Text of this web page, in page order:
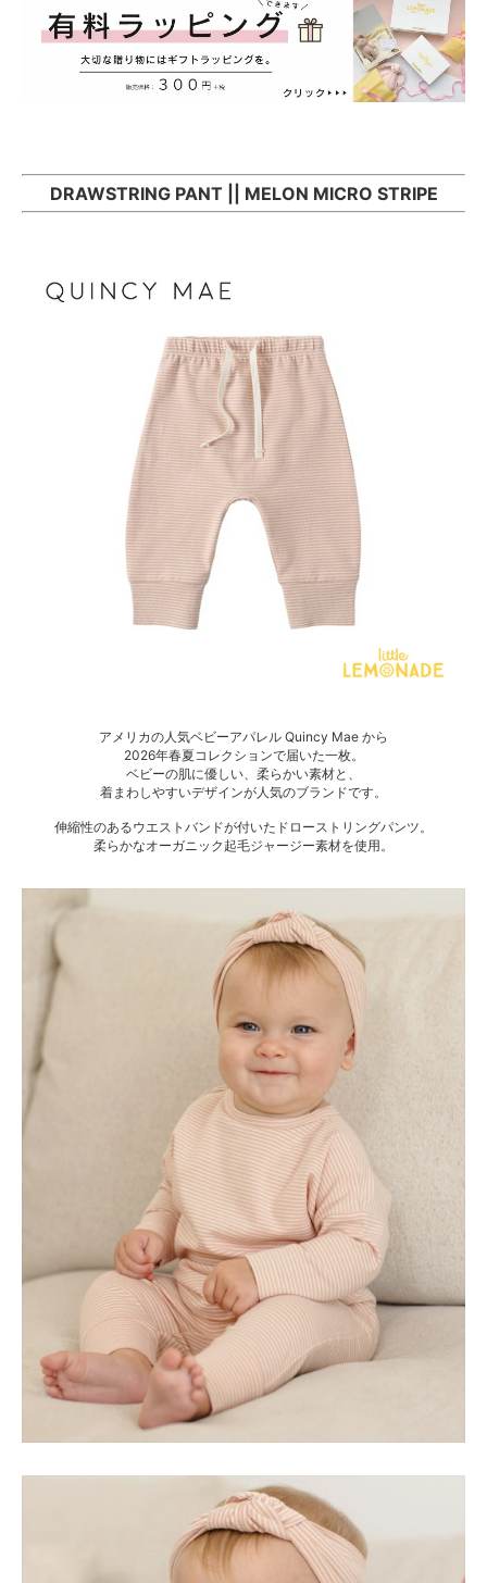
DRAWSTRING PANT || MELON MICRO STRIPE
アメリカの人気ベビーアパレル Quincy Mae から
2026年春夏コレクションで届いた一枚。
ベビーの肌に優しい、柔らかい素材と、
着まわしやすいデザインが人気のブランドです。
伸縮性のあるウエストバンドが付いたドローストリングパンツ。
柔らかなオーガニック起毛ジャージー素材を使用。